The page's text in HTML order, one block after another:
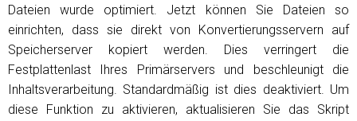
Dateien wurde optimiert. Jetzt können Sie Dateien so
einrichten, dass sie direkt von Konvertierungsservern auf
Speicherserver kopiert werden. Dies verringert die
Festplattenlast Ihres Primärservers und beschleunigt die
Inhaltsverarbeitung. Standardmäßig ist dies deaktiviert. Um
diese Funktion zu aktivieren, aktualisieren Sie das Skript